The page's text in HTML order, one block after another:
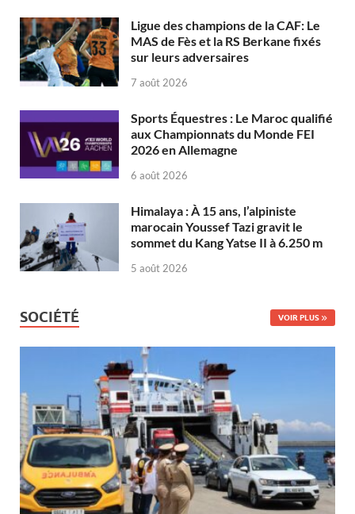
Ligue des champions de la CAF: Le
MAS de Fès et la RS Berkane fixés
sur leurs adversaires
7 août 2026
Sports Équestres : Le Maroc qualifié
aux Championnats du Monde FEI
2026 en Allemagne
6 août 2026
Himalaya : À 15 ans, l’alpiniste
marocain Youssef Tazi gravit le
sommet du Kang Yatse II à 6.250 m
5 août 2026
SOCIÉTÉ VOIR PLUS